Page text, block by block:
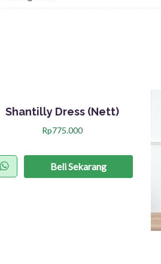
Shantilly Dress (Nett)
Rp775.000
Beli Sekarang